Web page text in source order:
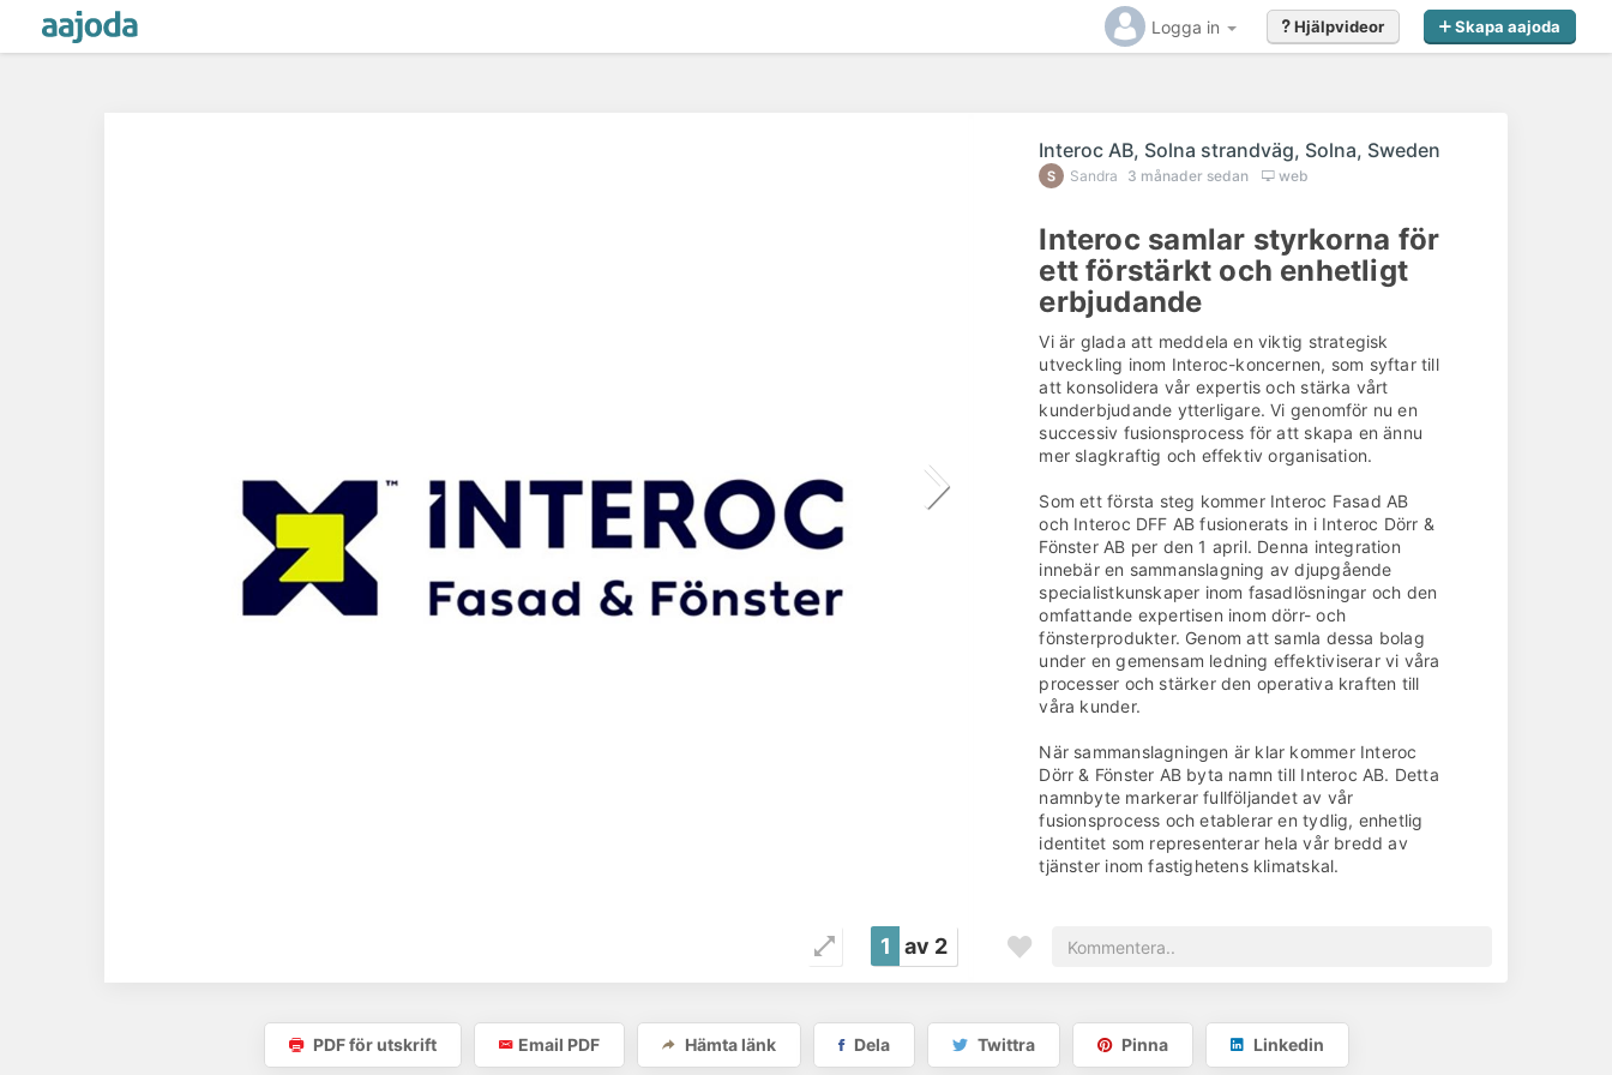
Logga in Skapa aajoda
Hjälpvideor
Gillar du det du såg?
KontaktaInteroc AB, Solna strandväg,
förfrågan
Gå till hemsida
1 av 2
Interoc AB, Solna strandväg, Solna, Sweden
Sandra 3 månader sedan web
Interoc samlar styrkorna för
ett förstärkt och enhetligt
erbjudande
Vi är glada att meddela en viktig strategisk
utveckling inom Interoc-koncernen, som syftar till
att konsolidera vår expertis och stärka vårt
kunderbjudande ytterligare. Vi genomför nu en
successiv fusionsprocess för att skapa en ännu
mer slagkraftig och effektiv organisation.
Som ett första steg kommer Interoc Fasad AB
och Interoc DFF AB fusionerats in i Interoc Dörr &
Fönster AB per den 1 april. Denna integration
innebär en sammanslagning av djupgående
specialistkunskaper inom fasadlösningar och den
omfattande expertisen inom dörr- och
fönsterprodukter. Genom att samla dessa bolag
under en gemensam ledning effektiviserar vi våra
processer och stärker den operativa kraften till
våra kunder.
När sammanslagningen är klar kommer Interoc
Dörr & Fönster AB byta namn till Interoc AB. Detta
namnbyte markerar fullföljandet av vår
fusionsprocess och etablerar en tydlig, enhetlig
identitet som representerar hela vår bredd av
tjänster inom fastighetens klimatskal.
fördelar. Vi stärker vår samlade expertis inom alla
Som ett större och mer enhetligt bolag stärker vi
vår finansiella stabilitet och vår förmåga att
investera i innovation och kvalitet, vilket gör oss
PDF för utskrift Email PDF Hämta länk Dela Twittra Pinna Linkedin